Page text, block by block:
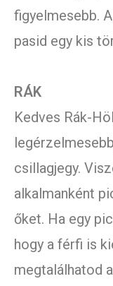
figyelmesebb.
pasid egy kis
RÁK
Kedves Rák-
csillagjegy.
alkalmanként
őket. Ha egy
hogy a férfi is
megtalálhatod